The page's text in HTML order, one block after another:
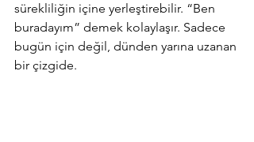
sürekliliğin içine yerleştirebilir. “Ben
buradayım” demek kolaylaşır. Sadece
bugün için değil, dünden yarına uzanan
bir çizgide.